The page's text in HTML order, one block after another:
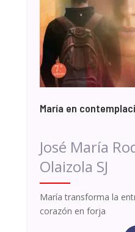
María en
José María
Olaizola SJ
María transforma la
corazón en forja